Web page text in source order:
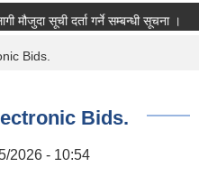
सूची दर्ता गर्ने सम्बन्धी सूचना ।
Bids.
Bids.
2026 - 10:54